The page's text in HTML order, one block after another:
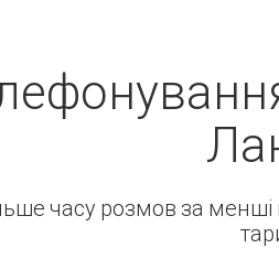
часу розмов за